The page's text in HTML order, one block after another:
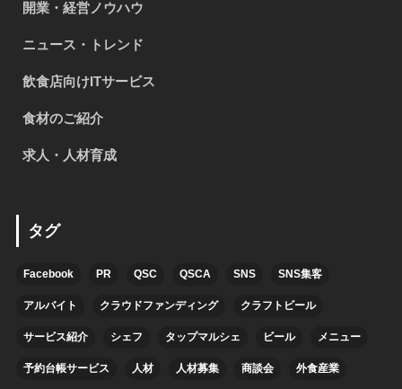
開業・経営ノウハウ
ニュース・トレンド
飲食店向けITサービス
食材のご紹介
求人・人材育成
タグ
Facebook PR QSC QSCA SNS SNS集客
アルバイト クラウドファンディング クラフトビール
サービス紹介 シェフ タップマルシェ ビール メニュー
予約台帳サービス 人材 人材募集 商談会 外食産業